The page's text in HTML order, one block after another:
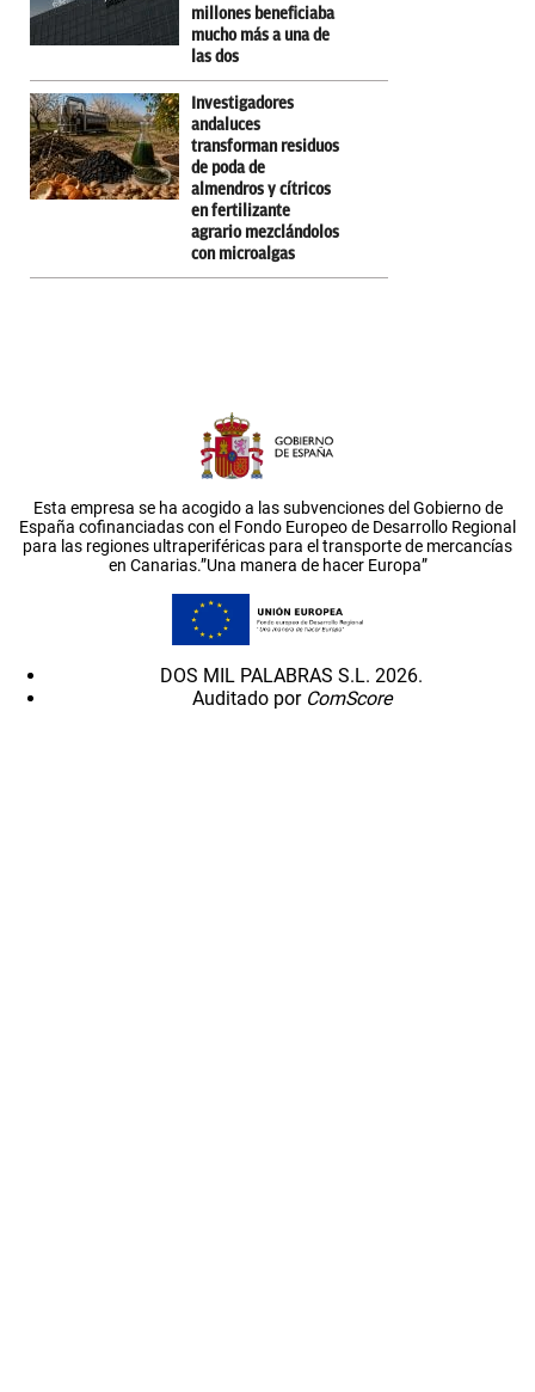
millones beneficiaba
mucho más a una de
las dos
Investigadores
andaluces
transforman residuos
de poda de
almendros y cítricos
en fertilizante
agrario mezclándolos
con microalgas
Esta empresa se ha acogido a las subvenciones del Gobierno de
España cofinanciadas con el Fondo Europeo de Desarrollo Regional
para las regiones ultraperiféricas para el transporte de mercancías
en Canarias.”Una manera de hacer Europa”
DOS MIL PALABRAS S.L. 2026.
Auditado por ComScore